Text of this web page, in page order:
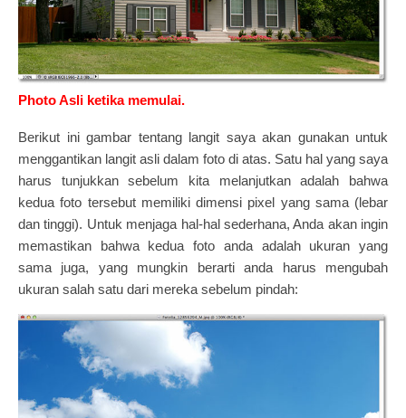
Photo Asli ketika memulai.
Berikut ini gambar tentang langit saya akan gunakan untuk
menggantikan langit asli dalam foto di atas. Satu hal yang saya
harus tunjukkan sebelum kita melanjutkan adalah bahwa
kedua foto tersebut memiliki dimensi pixel yang sama (lebar
dan tinggi). Untuk menjaga hal-hal sederhana, Anda akan ingin
memastikan bahwa kedua foto anda adalah ukuran yang
sama juga, yang mungkin berarti anda harus mengubah
ukuran salah satu dari mereka sebelum pindah: